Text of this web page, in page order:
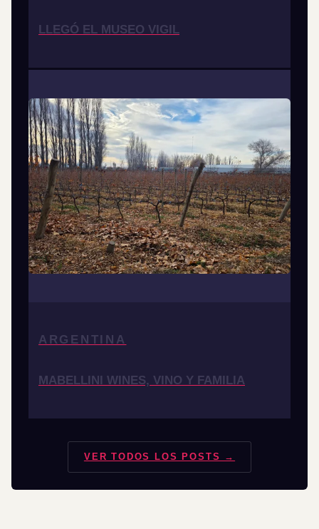
LLEGÓ EL MUSEO VIGIL
ARGENTINA
MABELLINI WINES, VINO Y FAMILIA
VER TODOS LOS POSTS →